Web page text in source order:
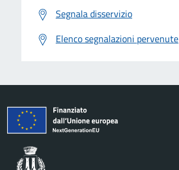
Segnala disservizio
Elenco segnalazioni pervenute